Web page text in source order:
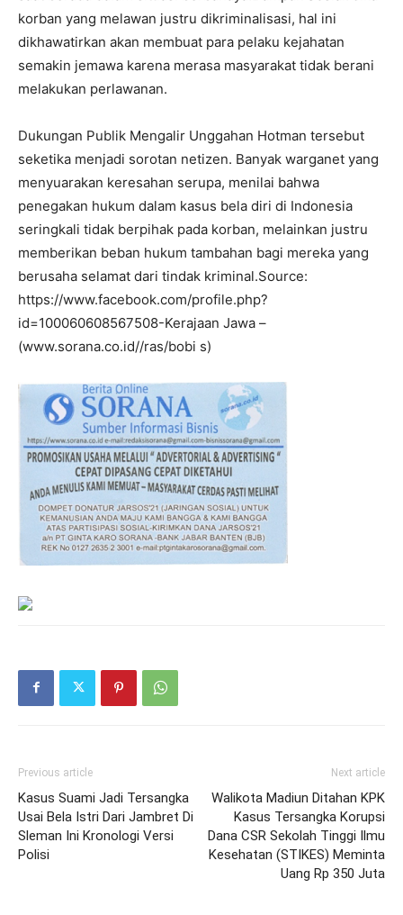
korban yang melawan justru dikriminalisasi, hal ini
dikhawatirkan akan membuat para pelaku kejahatan
semakin jemawa karena merasa masyarakat tidak berani
melakukan perlawanan.
Dukungan Publik Mengalir Unggahan Hotman tersebut
seketika menjadi sorotan netizen. Banyak warganet yang
menyuarakan keresahan serupa, menilai bahwa
penegakan hukum dalam kasus bela diri di Indonesia
seringkali tidak berpihak pada korban, melainkan justru
memberikan beban hukum tambahan bagi mereka yang
berusaha selamat dari tindak kriminal.Source:
https://www.facebook.com/profile.php?
id=100060608567508-Kerajaan Jawa –
(www.sorana.co.id//ras/bobi s)
Previous article
Kasus Suami Jadi Tersangka
Usai Bela Istri Dari Jambret Di
Sleman Ini Kronologi Versi
Polisi
Next article
Walikota Madiun Ditahan KPK
Kasus Tersangka Korupsi
Dana CSR Sekolah Tinggi Ilmu
Kesehatan (STIKES) Meminta
Uang Rp 350 Juta